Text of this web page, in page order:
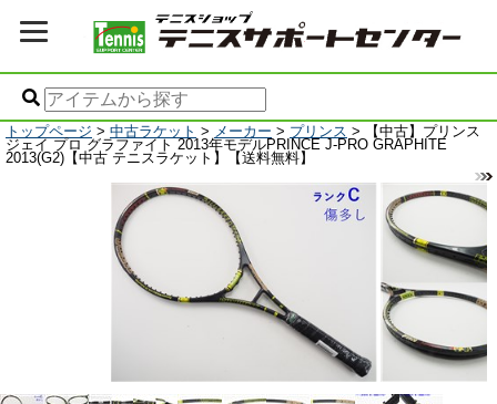
トップページ > 中古ラケット > メーカー > プリンス > 【中古】プリンス
ジェイ プロ グラファイト 2013年モデルPRINCE J-PRO GRAPHITE
2013(G2)【中古 テニスラケット】【送料無料】